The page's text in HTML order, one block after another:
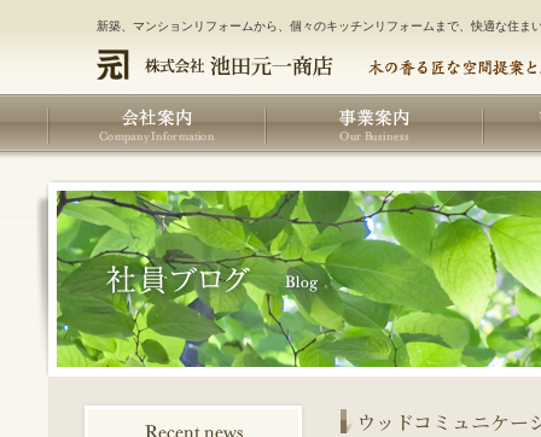
新築、マンションリフォームから、個々のキッチンリフォームまで、快適な住ま
ウッドコミュニケー